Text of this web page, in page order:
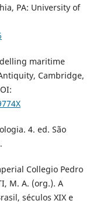
PA: University of
maritime
Cambridge,
4. ed. São
Collegio Pedro
M. A. (org.). A
séculos XIX e